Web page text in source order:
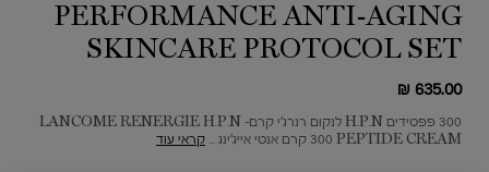
PERFORMANCE ANTI-AGING
SKINCARE PROTOCOL SET
635.00 ₪
300 פפטידים H.P.N לנקום רנרג'י קרם- LANCOME RENERGIE H.P.N
300 PEPTIDE CREAM קרם אנטי אייג'ינג ...
קראי עוד